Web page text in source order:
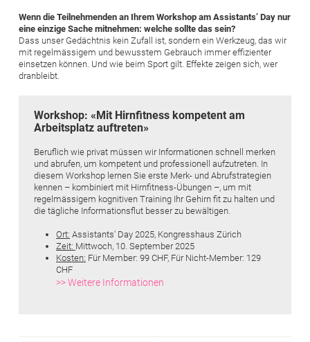
Wenn die Teilnehmenden an Ihrem Workshop am Assistants’ Day nur
eine einzige Sache mitnehmen: welche sollte das sein?
Dass unser Gedächtnis kein Zufall ist, sondern ein Werkzeug, das wir
mit regelmässigem und bewusstem Gebrauch immer effizienter
einsetzen können. Und wie beim Sport gilt. Effekte zeigen sich, wer
dranbleibt.
Workshop: «Mit Hirnfitness kompetent am
Arbeitsplatz auftreten»
Beruflich wie privat müssen wir Informationen schnell merken
und abrufen, um kompetent und professionell aufzutreten. In
diesem Workshop lernen Sie erste Merk- und Abrufstrategien
kennen – kombiniert mit Hirnfitness-Übungen –, um mit
regelmässigem kognitiven Training Ihr Gehirn fit zu halten und
die tägliche Informationsflut besser zu bewältigen.
Ort: Assistants' Day 2025, Kongresshaus Zürich
Zeit: Mittwoch, 10. September 2025
Kosten: Für Member: 99 CHF, Für Nicht-Member: 129
CHF
>> Weitere Informationen